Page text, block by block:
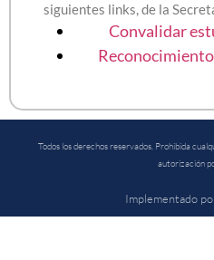
siguientes links, de la
Convalidar
Todos los derechos reservados. Prohibida
autorización
Implementado